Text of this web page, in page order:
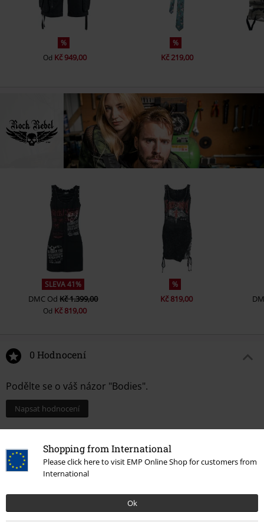
Shopping from International
Please click here to visit EMP Online Shop for customers from
International
Ok
%
Od Kč 949,00
%
Kč 219,00
SLEVA 41%
DMC OdKč 1.399,00
Od Kč 819,00
%
Kč 819,00
0 Hodnocení
Podělte se o váš názor "Bodies".
Napsat hodnocení